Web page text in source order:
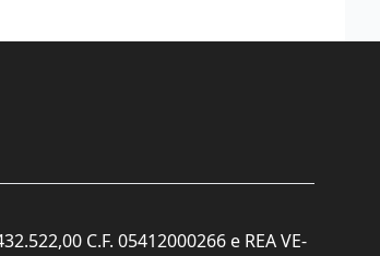
C.F. 05412000266 e REA VE-